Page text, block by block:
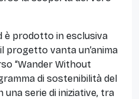
è prodotto in esclusiva
progetto vanta un’anima
“Wander Without
di sostenibilità del
serie di iniziative, tra